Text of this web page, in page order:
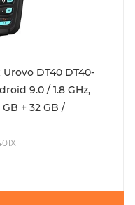
DT40 DT40-
9.0 / 1.8 GHz,
+ 32 GB /